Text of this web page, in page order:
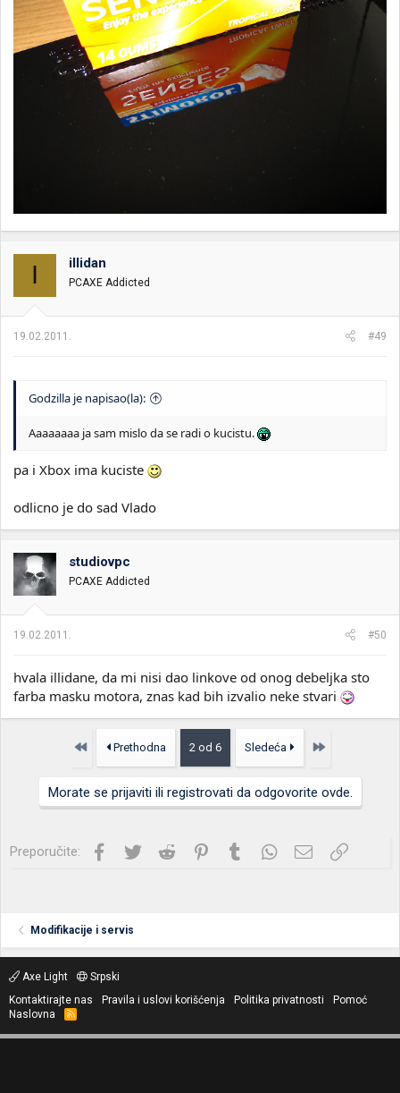
I illidan
PCAXE Addicted
19.02.2011. #49
Godzilla je napisao(la):
Aaaaaaaa ja sam mislo da se radi o kucistu.
pa i Xbox ima kuciste
odlicno je do sad Vlado
studiovpc
PCAXE Addicted
19.02.2011. #50
hvala illidane, da mi nisi dao linkove od onog debeljka sto
farba masku motora, znas kad bih izvalio neke stvari
Prvo Prethodna 2 od 6 Sledeća Poslednja
Morate se prijaviti ili registrovati da odgovorite ovde.
Preporučite: Facebook
Twitter Reddit PinterestTumblrWhatsApp
Imejl Link
Modifikacije i servis
Axe Light
Srpski
Kontaktirajte nas
Pravila i uslovi korišćenja Politika privatnosti
Pomoć
Naslovna
R
S